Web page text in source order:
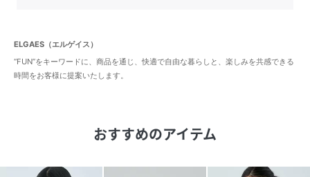
ELGAES（エルゲイス）
“FUN”をキーワードに、商品を通じ、快適で自由な暮らしと、楽しみを共感できる
時間をお客様に提案いたします。
おすすめのアイテム